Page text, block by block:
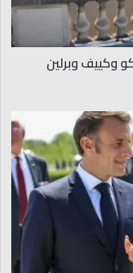
وكييف وبرلين